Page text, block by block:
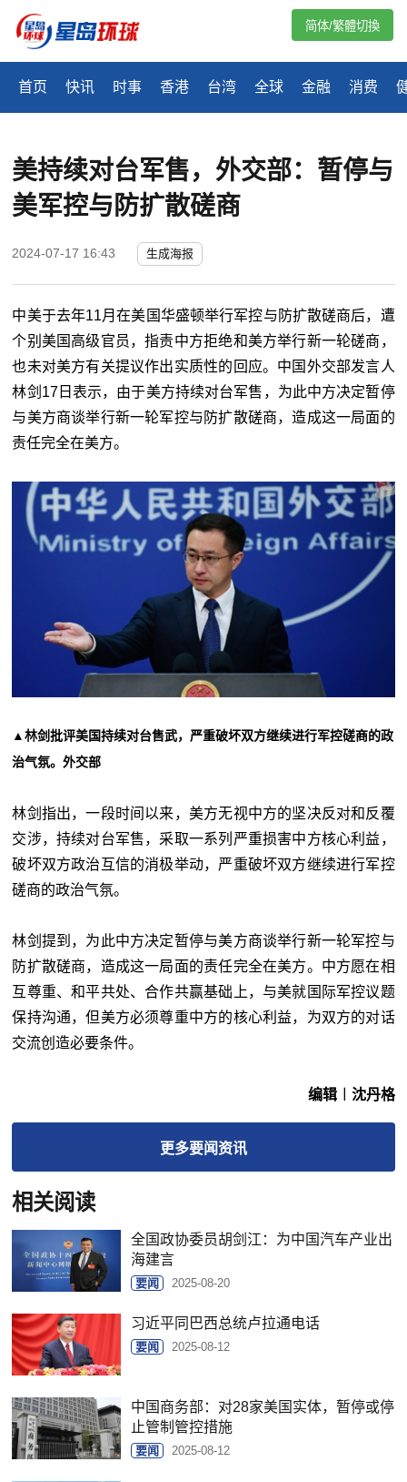
首页 快讯 时事 香港 台湾 全球 金融 消费
简体/繁體切換
美持续对台军售，外交部：暂停与
美军控与防扩散磋商
2024-07-17 16:43 生成海报
中美于去年11月在美国华盛顿举行军控与防扩散磋商后，遭
个别美国高级官员，指责中方拒绝和美方举行新一轮磋商，
也未对美方有关提议作出实质性的回应。中国外交部发言人
林剑 17日表示，由于美方持续对台军售，为此中方决定暂停
与美方商谈举行新一轮军控与防扩散磋商，造成这一局面的
责任完全在美方。
▲林剑批评美国持续对台售武，严重破坏双方继续进行军控磋商的政
治气氛。外交部
林剑指出，一段时间以来，美方无视中方的坚决反对和反覆
交涉，持续对台军售，采取一系列严重损害中方核心利益，
破坏双方政治互信的消极举动，严重破坏双方继续进行军控
磋商的政治气氛。
林剑提到，为此中方决定暂停与美方商谈举行新一轮军控与
防扩散磋商，造成这一局面的责任完全在美方。中方愿在相
互尊重、和平共处、合作共赢基础上，与美就国际军控议题
保持沟通，但美方必须尊重中方的核心利益，为双方的对话
交流创造必要条件。
编辑︱沈丹格
更多要闻资讯
相关阅读
全国政协委员胡剑江：为中国汽车产业出
海建言
要闻 2025-08-20
习近平同巴西总统卢拉通电话
要闻 2025-08-12
中国商务部：对28家美国实体，暂停或停
止管制管控措施
要闻 2025-08-12